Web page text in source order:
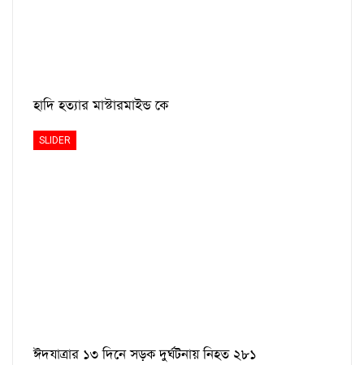
হাদি হত্যার মাস্টারমাইন্ড কে
SLIDER
ঈদযাত্রার ১৩ দিনে সড়ক দুর্ঘটনায় নিহত ২৮১